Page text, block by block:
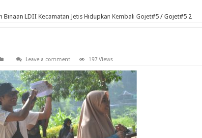
Binaan LDII Kecamatan Jetis Hidupkan Kembali Gojet#5/ Gojet#5 2
Leave a comment 197 Views